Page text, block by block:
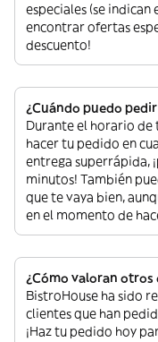
especiales (se indican
encontrar ofertas
descuento!
¿Cuándo puedo
Durante el horario de
hacer tu pedido en
entrega superrápida,
minutos! También
que te vaya bien,
en el momento de
¿Cómo valoran otros
BistroHouse ha sido
clientes que han
¡Haz tu pedido hoy